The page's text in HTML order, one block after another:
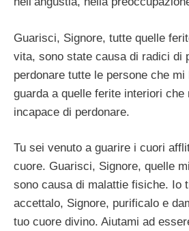
Guarisci, Signore, tutte quelle
vita, sono state causa di radici di
perdonare tutte le persone che mi
guarda a quelle ferite interiori che
incapace di perdonare.
Tu sei venuto a guarire i cuori
cuore. Guarisci, Signore, quelle
sono causa di malattie fisiche. Io
accettalo, Signore, purificalo e
tuo cuore divino. Aiutami ad